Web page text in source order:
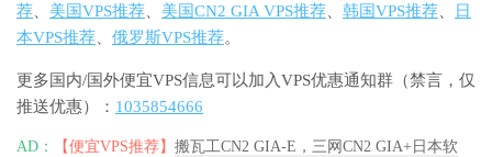
荐
美国VPS推荐 美国CN2 GIA VPS推荐 韩国VPS推荐
日
本VPS推荐
俄罗斯VPS推荐。
更多国内/国外便宜VPS信息可以加入VPS优惠通知群（禁言，仅
推送优惠）： 1035854666
AD： 【便宜VPS推荐】 搬瓦工CN2 GIA-E，三网CN2 GIA+日本软